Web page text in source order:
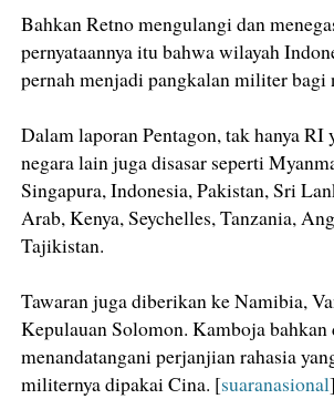
Bahkan Retno mengulangi dan
pernyataannya itu bahwa wilayah
pernah menjadi pangkalan militer bagi
Dalam laporan Pentagon, tak hanya RI
negara lain juga disasar seperti
Singapura, Indonesia, Pakistan, Sri
Arab, Kenya, Seychelles, Tanzania,
Tajikistan.
Tawaran juga diberikan ke Namibia,
Kepulauan Solomon. Kamboja bahkan
menandatangani perjanjian rahasia
militernya dipakai Cina. [suaranasional]